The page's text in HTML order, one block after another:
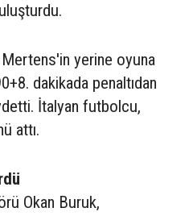
yerine oyuna
dakikada penaltıdan
İtalyan futbolcu,
attı.
Okan Buruk,